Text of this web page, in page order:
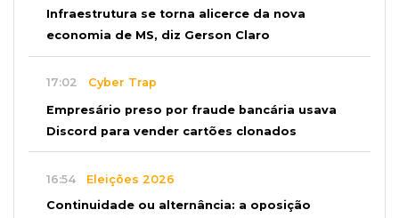
Infraestrutura se torna alicerce da nova
economia de MS, diz Gerson Claro
17:02 Cyber Trap
Empresário preso por fraude bancária usava
Discord para vender cartões clonados
16:54 Eleições 2026
Continuidade ou alternância: a oposição